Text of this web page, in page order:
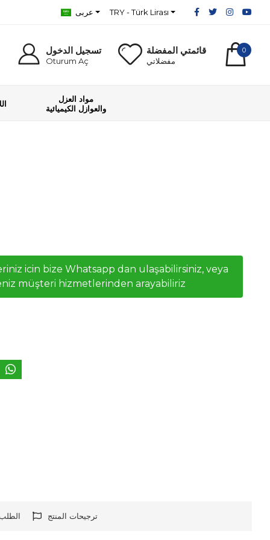
عربى TRY - Türk Lirası
تسجيل الدخول
Oturum Aç
قائمتي المفضلة
مفضلاتي
0
مواد العزل
والعوازل الكيميائية
icin bize Whatsapp dan ulaşabilirsiniz, veya
müşteri hizmetlerinden arayabiliriz
ترجيحات المنتج